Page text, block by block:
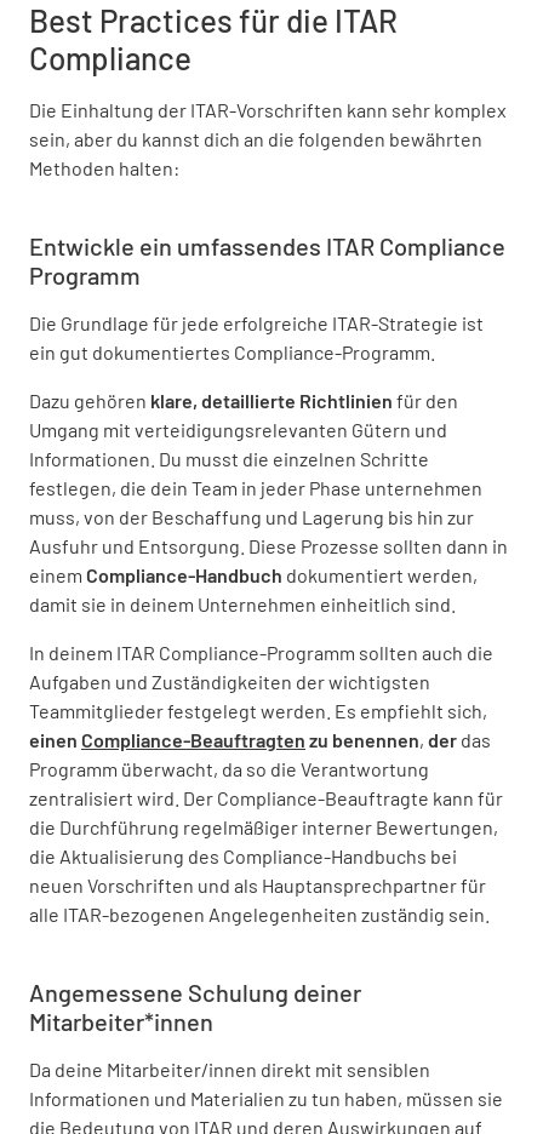
Best Practices für die ITAR
Compliance
Die Einhaltung der ITAR-Vorschriften kann sehr komplex
sein, aber du kannst dich an die folgenden bewährten
Methoden halten:
Entwickle ein umfassendes ITAR Compliance
Programm
Die Grundlage für jede erfolgreiche ITAR-Strategie ist
ein gut dokumentiertes Compliance-Programm.
Dazu gehören klare, detaillierte Richtlinien für den
Umgang mit verteidigungsrelevanten Gütern und
Informationen. Du musst die einzelnen Schritte
festlegen, die dein Team in jeder Phase unternehmen
muss, von der Beschaffung und Lagerung bis hin zur
Ausfuhr und Entsorgung. Diese Prozesse sollten dann in
einem Compliance-Handbuch dokumentiert werden,
damit sie in deinem Unternehmen einheitlich sind.
In deinem ITAR Compliance-Programm sollten auch die
Aufgaben und Zuständigkeiten der wichtigsten
Teammitglieder festgelegt werden. Es empfiehlt sich,
einen Compliance-Beauftragten zu benennen, der das
Programm überwacht, da so die Verantwortung
zentralisiert wird. Der Compliance-Beauftragte kann für
die Durchführung regelmäßiger interner Bewertungen,
die Aktualisierung des Compliance-Handbuchs bei
neuen Vorschriften und als Hauptansprechpartner für
alle ITAR-bezogenen Angelegenheiten zuständig sein.
Angemessene Schulung deiner
Mitarbeiter*innen
Da deine Mitarbeiter/innen direkt mit sensiblen
Informationen und Materialien zu tun haben, müssen sie
die Bedeutung von ITAR und deren Auswirkungen auf